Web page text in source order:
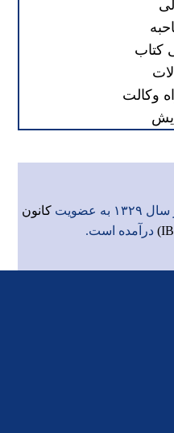
کتاب
وکالت
عضویت
کانون
درآمده است.